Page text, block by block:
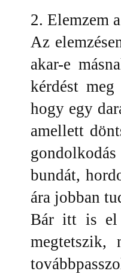
2. Elemzem
Az
akar-e
kérdést
hogy egy
amellett
bundát,
ára jobban
Bár itt is el
megtetszik,